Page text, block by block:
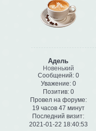
Адель
Новенький
Сообщений:0
Уважение: 0
Позитив: 0
Провел на форуме:
19 часов 47 минут
Последний визит:
2021-01-22 18:40:53